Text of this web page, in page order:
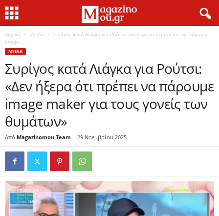
Αρχική Media
Συρίγος κατά Λιάγκα για Ρούτσι: «Δεν ήξερα ότι πρέπει να πάρουμε
image...
MEDIA
Συρίγος κατά Λιάγκα για Ρούτσι:
«Δεν ήξερα ότι πρέπει να πάρουμε
image maker για τους γονείς των
θυμάτων»
Από Magazinomou Team - 29 Νοεμβρίου 2025